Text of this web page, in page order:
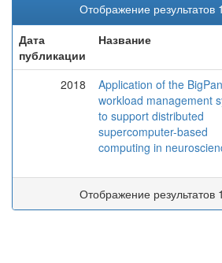
Отображение результатов
Дата
публикации
Название
2018
Application of the
workload management
to support distributed
supercomputer-based
computing in
Отображение результатов